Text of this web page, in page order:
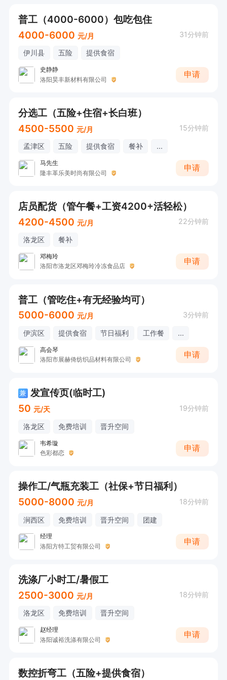
普工（4000-6000）包吃包住
4000-6000 元/月 31分钟前
伊川县 五险 提供食宿
史静静
洛阳昊丰新材料有限公司
申请
分选工（五险+住宿+长白班）
4500-5500 元/月 15分钟前
孟津区 五险 提供食宿 餐补 ...
马先生
隆丰革乐美时尚有限公司
申请
店员配货（管午餐+工资4200+活轻松）
4200-4500 元/月 22分钟前
洛龙区 餐补
邓梅玲
洛阳市洛龙区邓梅玲冷冻食品店
申请
普工（管吃住+有无经验均可）
5000-6000 元/月 3分钟前
伊滨区 提供食宿 节日福利 工作餐 ...
高会琴
洛阳市展赫倚纺织品材料有限公司
申请
兼 发宣传页(临时工)
50 元/天 19分钟前
洛龙区 免费培训 晋升空间
韦希璇
色彩都恋
申请
操作工/气瓶充装工（社保+节日福利）
5000-8000 元/月 18分钟前
涧西区 免费培训 晋升空间 团建
经理
洛阳方特工贸有限公司
申请
洗涤厂小时工/暑假工
2500-3000 元/月 18分钟前
洛龙区 免费培训 晋升空间
赵经理
洛阳诚裕洗涤有限公司
申请
数控折弯工（五险+提供食宿）